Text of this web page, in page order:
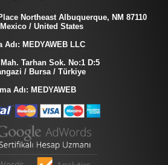
Northeast Albuquerque, NM 87110
Mexico / United States
Adı: MEDYAWEB LLC
Tarhan Sok. No:1 D:5
/ Bursa / Türkiye
Adı: MEDYAWEB